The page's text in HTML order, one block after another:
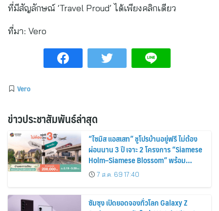
ที่มีสัญลักษณ์ ‘Travel Proud’ ได้เพียงคลิกเดียว
ที่มา: Vero
Vero
ข่าวประชาสัมพันธ์ล่าสุด
“ไซมิส แอสเสท” ชูโปรบ้านอยู่ฟรี ไม่ต้อง
ผ่อนนาน 3 ปี เจาะ 2 โครงการ “Siamese
Holm–Siamese Blossom” พร้อม
ส่วนลดและสิทธิพิเศษถึง 31 สิงหาคม
2569
7 ส.ค. 69 17:40
ซัมซุง เปิดยอดจองทั่วโลก Galaxy Z